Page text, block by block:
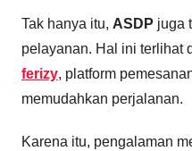
Tak hanya itu, ASDP juga
pelayanan. Hal ini terlihat
ferizy, platform
memudahkan perjalanan.
Karena itu, pengalaman